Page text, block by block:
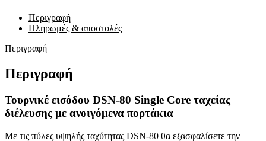
Περιγραφή
Πληρωμές & αποστολές
Περιγραφή
Περιγραφή
Τουρνικέ εισόδου DSN-80 Single Core ταχείας
διέλευσης με ανοιγόμενα πορτάκια
Με τις πύλες υψηλής ταχύτητας DSN-80 θα εξασφαλίσετε την